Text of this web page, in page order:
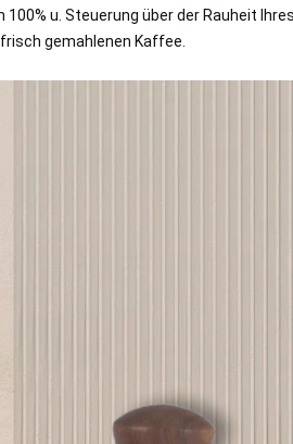
u. Steuerung über der Rauheit
gemahlenen Kaffee.